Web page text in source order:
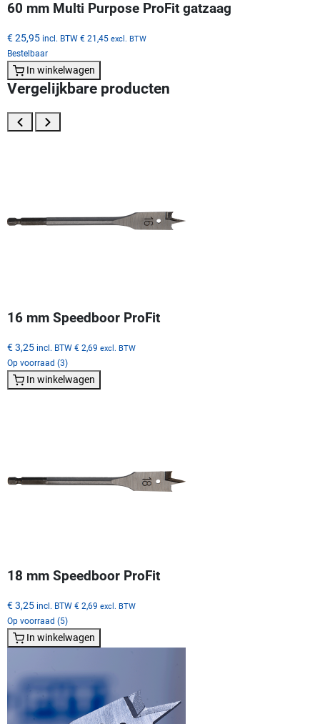
60 mm Multi Purpose ProFit gatzaag
€ 25,95 incl. BTW € 21,45 excl. BTW
Bestelbaar
In winkelwagen
Vergelijkbare producten
16 mm Speedboor ProFit
€ 3,25 incl. BTW € 2,69 excl. BTW
Op voorraad (3)
In winkelwagen
18 mm Speedboor ProFit
€ 3,25 incl. BTW € 2,69 excl. BTW
Op voorraad (5)
In winkelwagen